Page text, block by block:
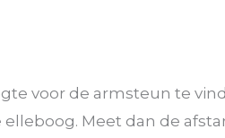
voor de armsteun te
Meet dan de